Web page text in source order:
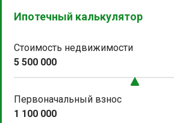
Ипотечный калькулятор
Стоимость недвижимости
5 500 000
Первоначальный взнос
1 100 000